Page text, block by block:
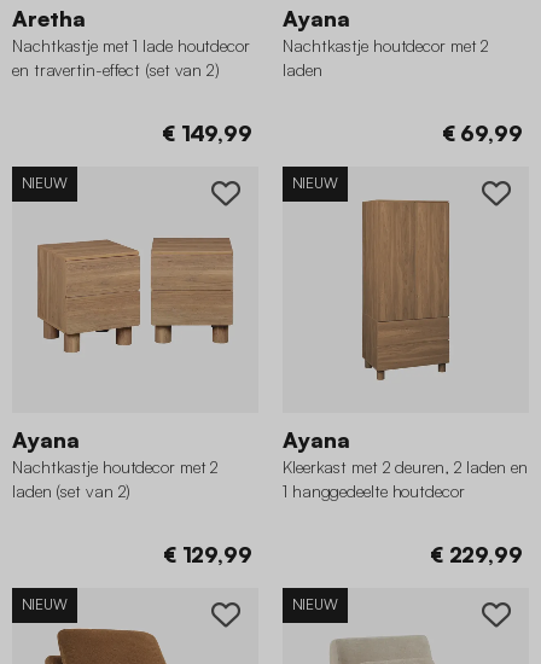
Aretha
Nachtkastje met 1 lade houtdecor
en travertin-effect (set van 2)
€ 149,99
Ayana
Nachtkastje houtdecor met 2
laden
€ 69,99
NIEUW
Ayana
Nachtkastje houtdecor met 2
laden (set van 2)
€ 129,99
NIEUW
Ayana
Kleerkast met 2 deuren, 2 laden en
1 hanggedeelte houtdecor
€ 229,99
NIEUW NIEUW